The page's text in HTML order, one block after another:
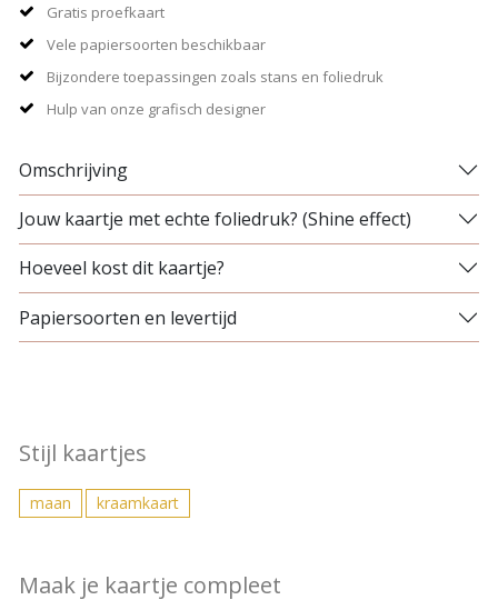
Gratis proefkaart
Vele papiersoorten beschikbaar
Bijzondere toepassingen zoals stans en foliedruk
Hulp van onze grafisch designer
Omschrijving
Jouw kaartje met echte foliedruk? (Shine effect)
Hoeveel kost dit kaartje?
Papiersoorten en levertijd
Stijl kaartjes
maan kraamkaart
Maak je kaartje compleet